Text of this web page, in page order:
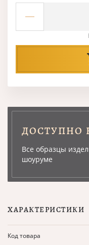
ДОСТУПНО
Все образцы
шоуруме
ХАРАКТЕРИСТИКИ
Код товара